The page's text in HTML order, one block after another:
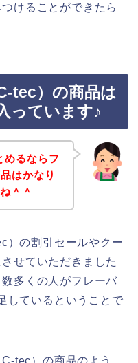
けることができたら
tec）の商品は
っています♪
めるならフ
はかなり
＾＾
）の割引セールやクー
せていただきました
多くの人がフレーバ
しているということで
tec）の商品のよう